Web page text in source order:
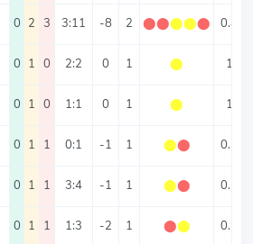
0 2 3 3:11 -8 2 ⬤⬤⬤⬤⬤ 0.4
0 1 0 2:2 0 1 ⬤ 1
0 1 0 1:1 0 1 ⬤ 1
0 1 1 0:1 -1 1 ⬤⬤ 0.5
0 1 1 3:4 -1 1 ⬤⬤ 0.5
0 1 1 1:3 -2 1 ⬤⬤ 0.5